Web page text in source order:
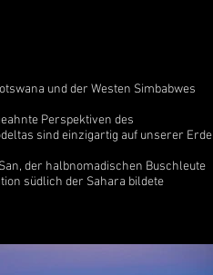
und der Westen Simbabwes
Perspektiven des
sind einzigartig auf unserer Erde
der halbnomadischen Buschleute
südlich der Sahara bildete